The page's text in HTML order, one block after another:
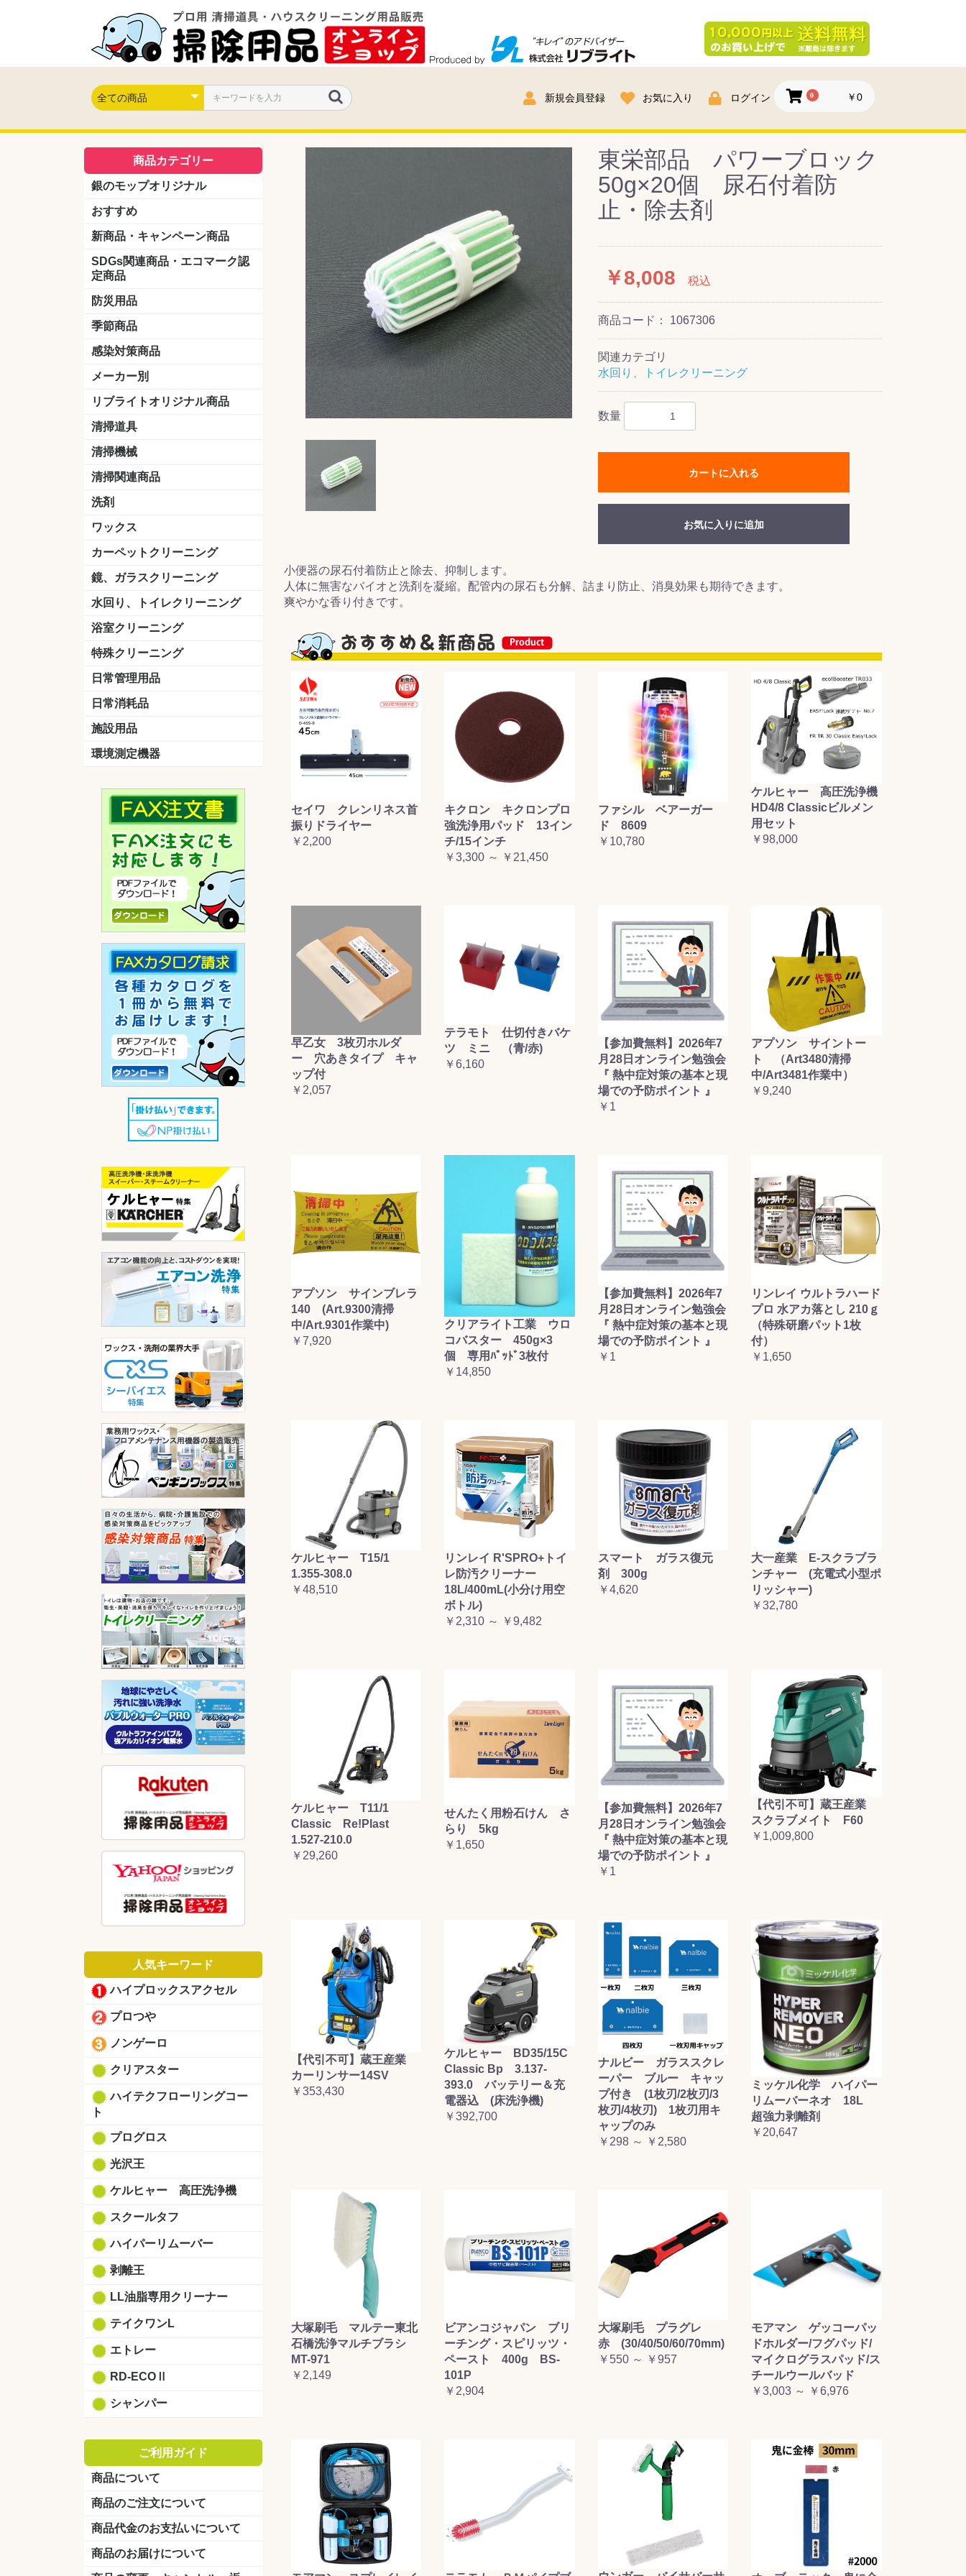
新規会員登録 お気に入り ログイン 0 ￥0
商品カテゴリー
銀のモップオリジナル
おすすめ
新商品・キャンペーン商品
キャンペーン商品
新製品
SDGs関連商品・エコマーク認
定商品
防災用品
季節商品
感染対策商品
おう吐物
除菌洗剤
うがい薬
マスク
手洗い石鹸
手指消毒
手袋
メーカー別
クオリティ
ニイタカ
シーバイエス 樹脂ワックス(一般製品)
ドライメンテナンス用樹
脂仕上げ剤
水性・半樹脂製品
油性ワックス
特殊用途製品
ニュートラ フロアケアシ
天然石材用・テラゾー・
コンクリート用
木床用ワックス
床用クリーナー
植物油用クリーナー
鉱物油用クリーナー
リンレイ
ペンギンワックス 樹脂ワックス
水性・半樹脂製品
特殊用途製品
ドライメンテナンス用樹
脂ワックス
クリーナー製品
ハクリ剤
石材床用商品
木床用商品
日常管理商品
横浜油脂工業
ミッケル化学（旧：スイショウ
ユシロ化学
コニシ
つやげん
ダイカ商事
スリーエムジャパン
山崎産業
テラモト
セイワ
エトレー
ラバーメイド
ジャパックス
日本サニパック
ケルヒャー
マキタ
ショーワグローブ
花王
サラヤ
アルボース
コスケム
ミヤキ
紺商
信徳ポミー
リブライトオリジナル商品
LLオレンジクリーナー
LL油脂専用クリーナー
LLワックスモップ
LL-21
マーベラスiL
清掃道具
ほうき
ちりとり
モップ及び関連品
(ワンタッチ式用)
モップ
ハードフロア用ダストモップ
テラモト
その他
清掃機械
掃除機
ドライバキューム
アップライトバキューム
コードレスタイプ
高圧洗浄機
吸水機
カーペット用マシン
送風機
ポリッシャー スタンダード
ハンディポリッシャー
ポリッシャー・自動床洗浄機用
掃除機用紙パック
その他
清掃関連商品
ダストカート
台車
移動式バレット
脚立
モップハンガー
サインボード
光沢計
カーペット汚染度計
洗剤
床用表面洗浄剤
ハクリ剤
厨房用
工場用
石材用
サビ用
木材用
タイル用
外壁用
壁面用
手あか用
病院用
除菌用
ワックス
樹脂ワックス
半樹脂ワックス
フローリング用
病院用ワックス
中性ワックス
石材用
木床用
その他
カーペットクリーニング
洗剤
ガム除去剤
シミ抜き剤
ブラシ
パット
その他
鏡、ガラスクリーニング
ガラスワイパー
シャンパー(ウオッシャー)
ガラススクイジー
ケレン
ツールホルダー
洗剤 うろこ取り
天井・高所作業
水回り、トイレクリーニング
洗剤
尿石除去剤
水アカ除去剤
排水管つまり除去剤
消臭・防臭剤
道具
浴室クリーニング
洗剤
バスクリーナー
カビ取り剤
道具
特殊クリーニング
石材
エアコン
リンス&中和剤&前処理
外壁
その他
日常管理用品
クリーナー
洗濯用洗剤
油汚れ落とし
サビ取り剤
タバコ専用消臭
日常消耗品
トイレットペーパー
ペーパータオル
便座除菌クリーナー
ポリ袋
施設用品
マット・他
ベンチ
灰皿
傘立
くず入れ
環境測定機器
人気キーワード
ハイプロックスアクセル
プロつや
ノンゲーロ
クリアスター
ハイテクフローリングコー
ト
プログロス
光沢王
ケルヒャー 高圧洗浄機
スクールタフ
ハイパーリムーバー
剥離王
LL油脂専用クリーナー
テイクワンL
エトレー
RD-ECOⅡ
シャンパー
ご利用ガイド
商品について
商品のご注文について
商品代金のお支払いについて
商品のお届けについて
東栄部品 パワーブロック
50g×20個 尿石付着防
止・除去剤
￥8,008 税込
商品コード： 1067306
関連カテゴリ
水回り、トイレクリーニング
数量
カートに入れる
お買い物を続ける カートへ進む
お気に入りに追加
小便器の尿石付着防止と除去、抑制します。
人体に無害なバイオと洗剤を凝縮。配管内の尿石も分解、詰まり防止、消臭効果も期待できます。
爽やかな香り付きです。
セイワ クレンリネス首
振りドライヤー
￥2,200
キクロン キクロンプロ
強洗浄用パッド 13イン
チ/15インチ
￥3,300 ～ ￥21,450
ファシル ベアーガー
ド 8609
￥10,780
ケルヒャー 高圧洗浄機
HD4/8 Classicビルメン
用セット
￥98,000
早乙女 3枚刃ホルダ
ー 穴あきタイプ キャ
ップ付
￥2,057
テラモト 仕切付きバケ
ツ ミニ （青/赤)
￥6,160
【参加費無料】2026年7
月28日オンライン勉強会
『 熱中症対策の基本と現
場での予防ポイント 』
￥1
アプソン サイントー
ト （Art3480清掃
中/Art3481作業中）
￥9,240
アプソン サインブレラ
140 (Art.9300清掃
中/Art.9301作業中)
￥7,920
クリアライト工業 ウロ
コバスター 450g×3
個 専用ﾊﾟｯﾄﾞ3枚付
￥14,850
【参加費無料】2026年7
月28日オンライン勉強会
『 熱中症対策の基本と現
場での予防ポイント 』
￥1
リンレイ ウルトラハード
プロ 水アカ落とし 210ｇ
（特殊研磨パット1枚
付）
￥1,650
ケルヒャー T15/1
1.355-308.0
￥48,510
リンレイ R'SPRO+トイ
レ防汚クリーナー
18L/400mL(小分け用空
ボトル)
￥2,310 ～ ￥9,482
スマート ガラス復元
剤 300g
￥4,620
大一産業 E-スクラブラ
ンチャー (充電式小型ポ
リッシャー)
￥32,780
ケルヒャー T11/1
Classic Re!Plast
1.527-210.0
￥29,260
せんたく用粉石けん さ
らり 5kg
￥1,650
【参加費無料】2026年7
月28日オンライン勉強会
『 熱中症対策の基本と現
場での予防ポイント 』
￥1
【代引不可】蔵王産業
スクラブメイト F60
￥1,009,800
【代引不可】蔵王産業
カーリンサー14SV
￥353,430
ケルヒャー BD35/15C
Classic Bp 3.137-
393.0 バッテリー＆充
電器込 (床洗浄機)
￥392,700
ナルビー ガラススクレ
ーパー ブルー キャッ
プ付き (1枚刃/2枚刃/3
枚刃/4枚刃) 1枚刃用キ
ャップのみ
￥298 ～ ￥2,580
ミッケル化学 ハイパー
リムーバーネオ 18L
超強力剥離剤
￥20,647
大塚刷毛 マルテー東北
石橋洗浄マルチブラシ
MT-971
￥2,149
ビアンコジャパン ブリ
ーチング・スピリッツ・
ペースト 400g BS-
101P
￥2,904
大塚刷毛 プラグレ
赤 (30/40/50/60/70mm)
￥550 ～ ￥957
モアマン ゲッコーパッ
ドホルダー/フグパッド/
マイクログラスパッド/ス
チールウールバッド
￥3,003 ～ ￥6,976